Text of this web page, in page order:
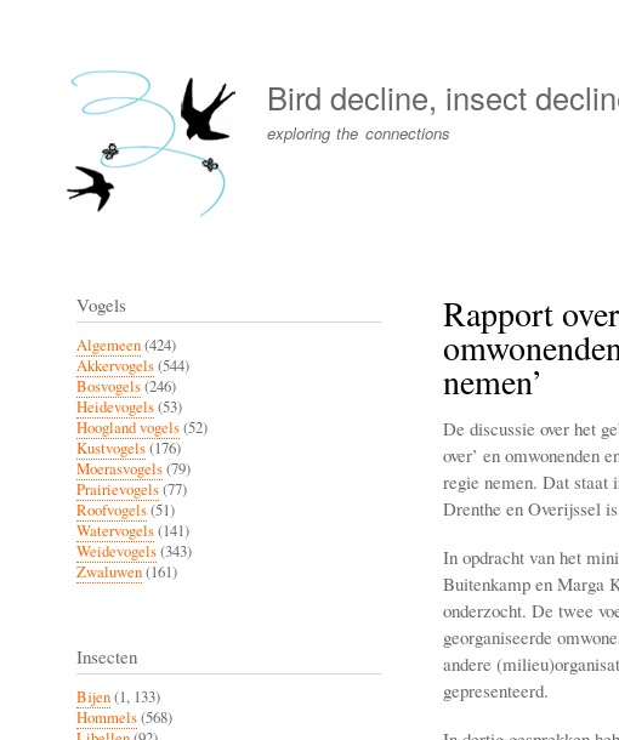
menu
Bird decline, insect
exploring the connections
Rapport
nemen’
De discussie over het
over’ en omwonenden
regie nemen. Dat staat
Drenthe en Overijssel
In opdracht van het
Buitenkamp en Marga
onderzocht. De twee
georganiseerde
andere
gepresenteerd.
Vogels
Algemeen(424)
Akkervogels(544)
Bosvogels(246)
Heidevogels(53)
Hoogland vogels(52)
Kustvogels(176)
Moerasvogels(79)
Prairievogels(77)
Roofvogels(51)
Watervogels(141)
Weidevogels(343)
Zwaluwen(161)
Insecten
Bijen(1, 133)
Hommels(568)